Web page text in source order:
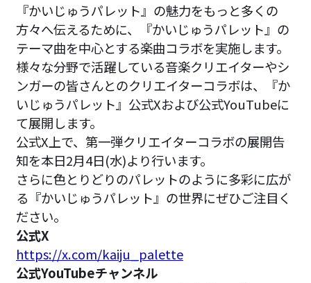
『かいじゅうパレット』の魅力をもっと多くの
方々へ伝えるために、『かいじゅうパレット』の
テーマ曲を中心とする楽曲コラボを実施します。
様々な分野で活躍している音楽クリエイターやシ
ンガーの皆さんとのクリエイターコラボは、『か
いじゅうパレット』公式Xおよび公式YouTubeに
て展開します。
公式X上で、第一弾クリエイターコラボの展開告
知を本日2月4日(水)より行います。
さらに色とりどりのパレットのように多彩に広が
る『かいじゅうパレット』の世界にぜひご注目く
ださい。
公式X
https://x.com/kaiju_palette
公式YouTubeチャンネル